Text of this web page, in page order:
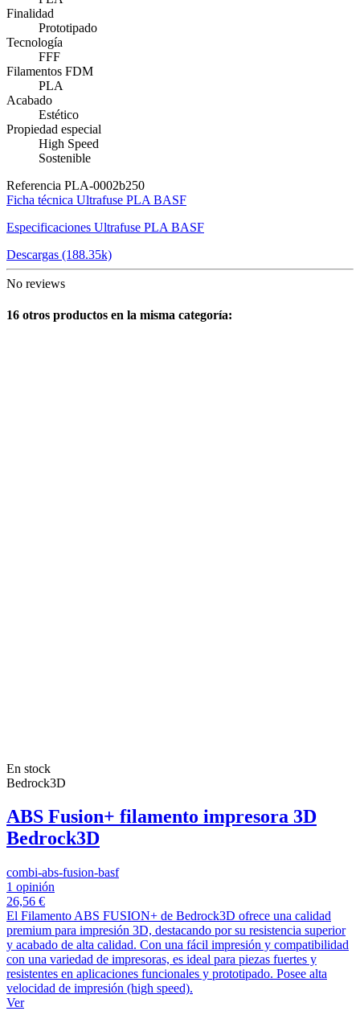
Finalidad
Prototipado
Tecnología
FFF
Filamentos FDM
PLA
Acabado
Estético
Propiedad especial
High Speed
Sostenible
Referencia PLA-0002b250
Ficha técnica Ultrafuse PLA BASF
Especificaciones Ultrafuse PLA BASF
Descargas (188.35k)
No reviews
16 otros productos en la misma categoría:
En stock
Bedrock3D
ABS Fusion+ filamento impresora 3D
Bedrock3D
combi-abs-fusion-basf
1 opinión
26,56 €
El Filamento ABS FUSION+ de Bedrock3D ofrece una calidad
premium para impresión 3D, destacando por su resistencia superior
y acabado de alta calidad. Con una fácil impresión y compatibilidad
con una variedad de impresoras, es ideal para piezas fuertes y
resistentes en aplicaciones funcionales y prototipado. Posee alta
velocidad de impresión (high speed).
Ver